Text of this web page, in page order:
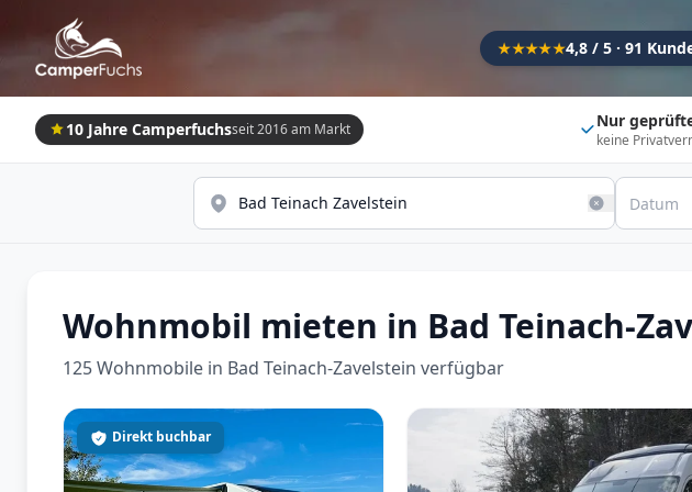
★★★★★4,8 / 5 · 91
10 Jahre Camperfuchsseit 2016 am Markt Nur
keine
Sitzplätze
Schlafplätze
Flexibel (±3 Tage)
Teil-Integriert
Wohnmobil mieten in Bad Teinach-
125 Wohnmobile in Bad Teinach-Zavelstein verfügbar
Direkt buchbar